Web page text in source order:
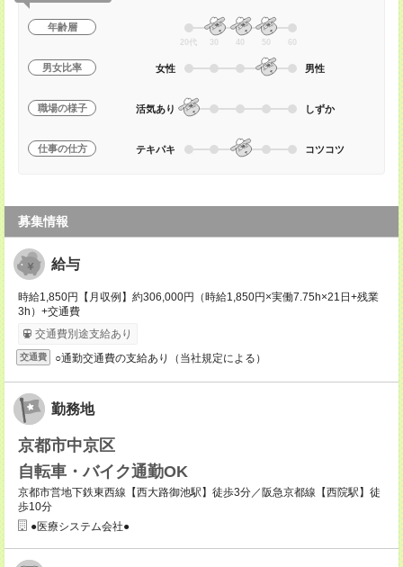
年齢層
20代 30 40 50 60
男女比率 女性 男性
職場の様子 活気あり しずか
仕事の仕方 テキパキ コツコツ
募集情報
給与
時給1,850円【月収例】約306,000円（時給1,850円×実働7.75h×21日+残業
3h）+交通費
交通費別途支給あり
交通費 ○通勤交通費の支給あり（当社規定による）
勤務地
京都市中京区
自転車・バイク通勤OK
京都市営地下鉄東西線【西大路御池駅】徒歩3分／阪急京都線【西院駅】徒
歩10分
●医療システム会社●